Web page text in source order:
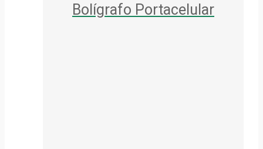
Bolígrafo Portacelular